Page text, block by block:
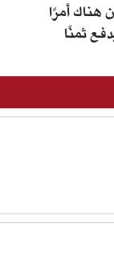
هناك أمرًا
ثمنًا